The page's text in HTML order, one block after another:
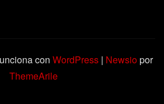
con WordPress | Newsiopor
ThemeArile